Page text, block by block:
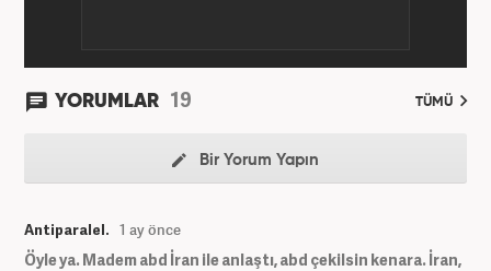
YORUMLAR 19 TÜMÜ
Bir Yorum Yapın
Antiparalel. 1 ay önce
Öyle ya. Madem abd İran ile anlaştı, abd çekilsin kenara. İran,